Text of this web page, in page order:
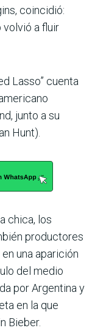
coincidió:
volvió a fluir
Lasso” cuenta
junto a su
Hunt).
chica, los
productores
una aparición
del medio
por Argentina y
en la que
Bieber.